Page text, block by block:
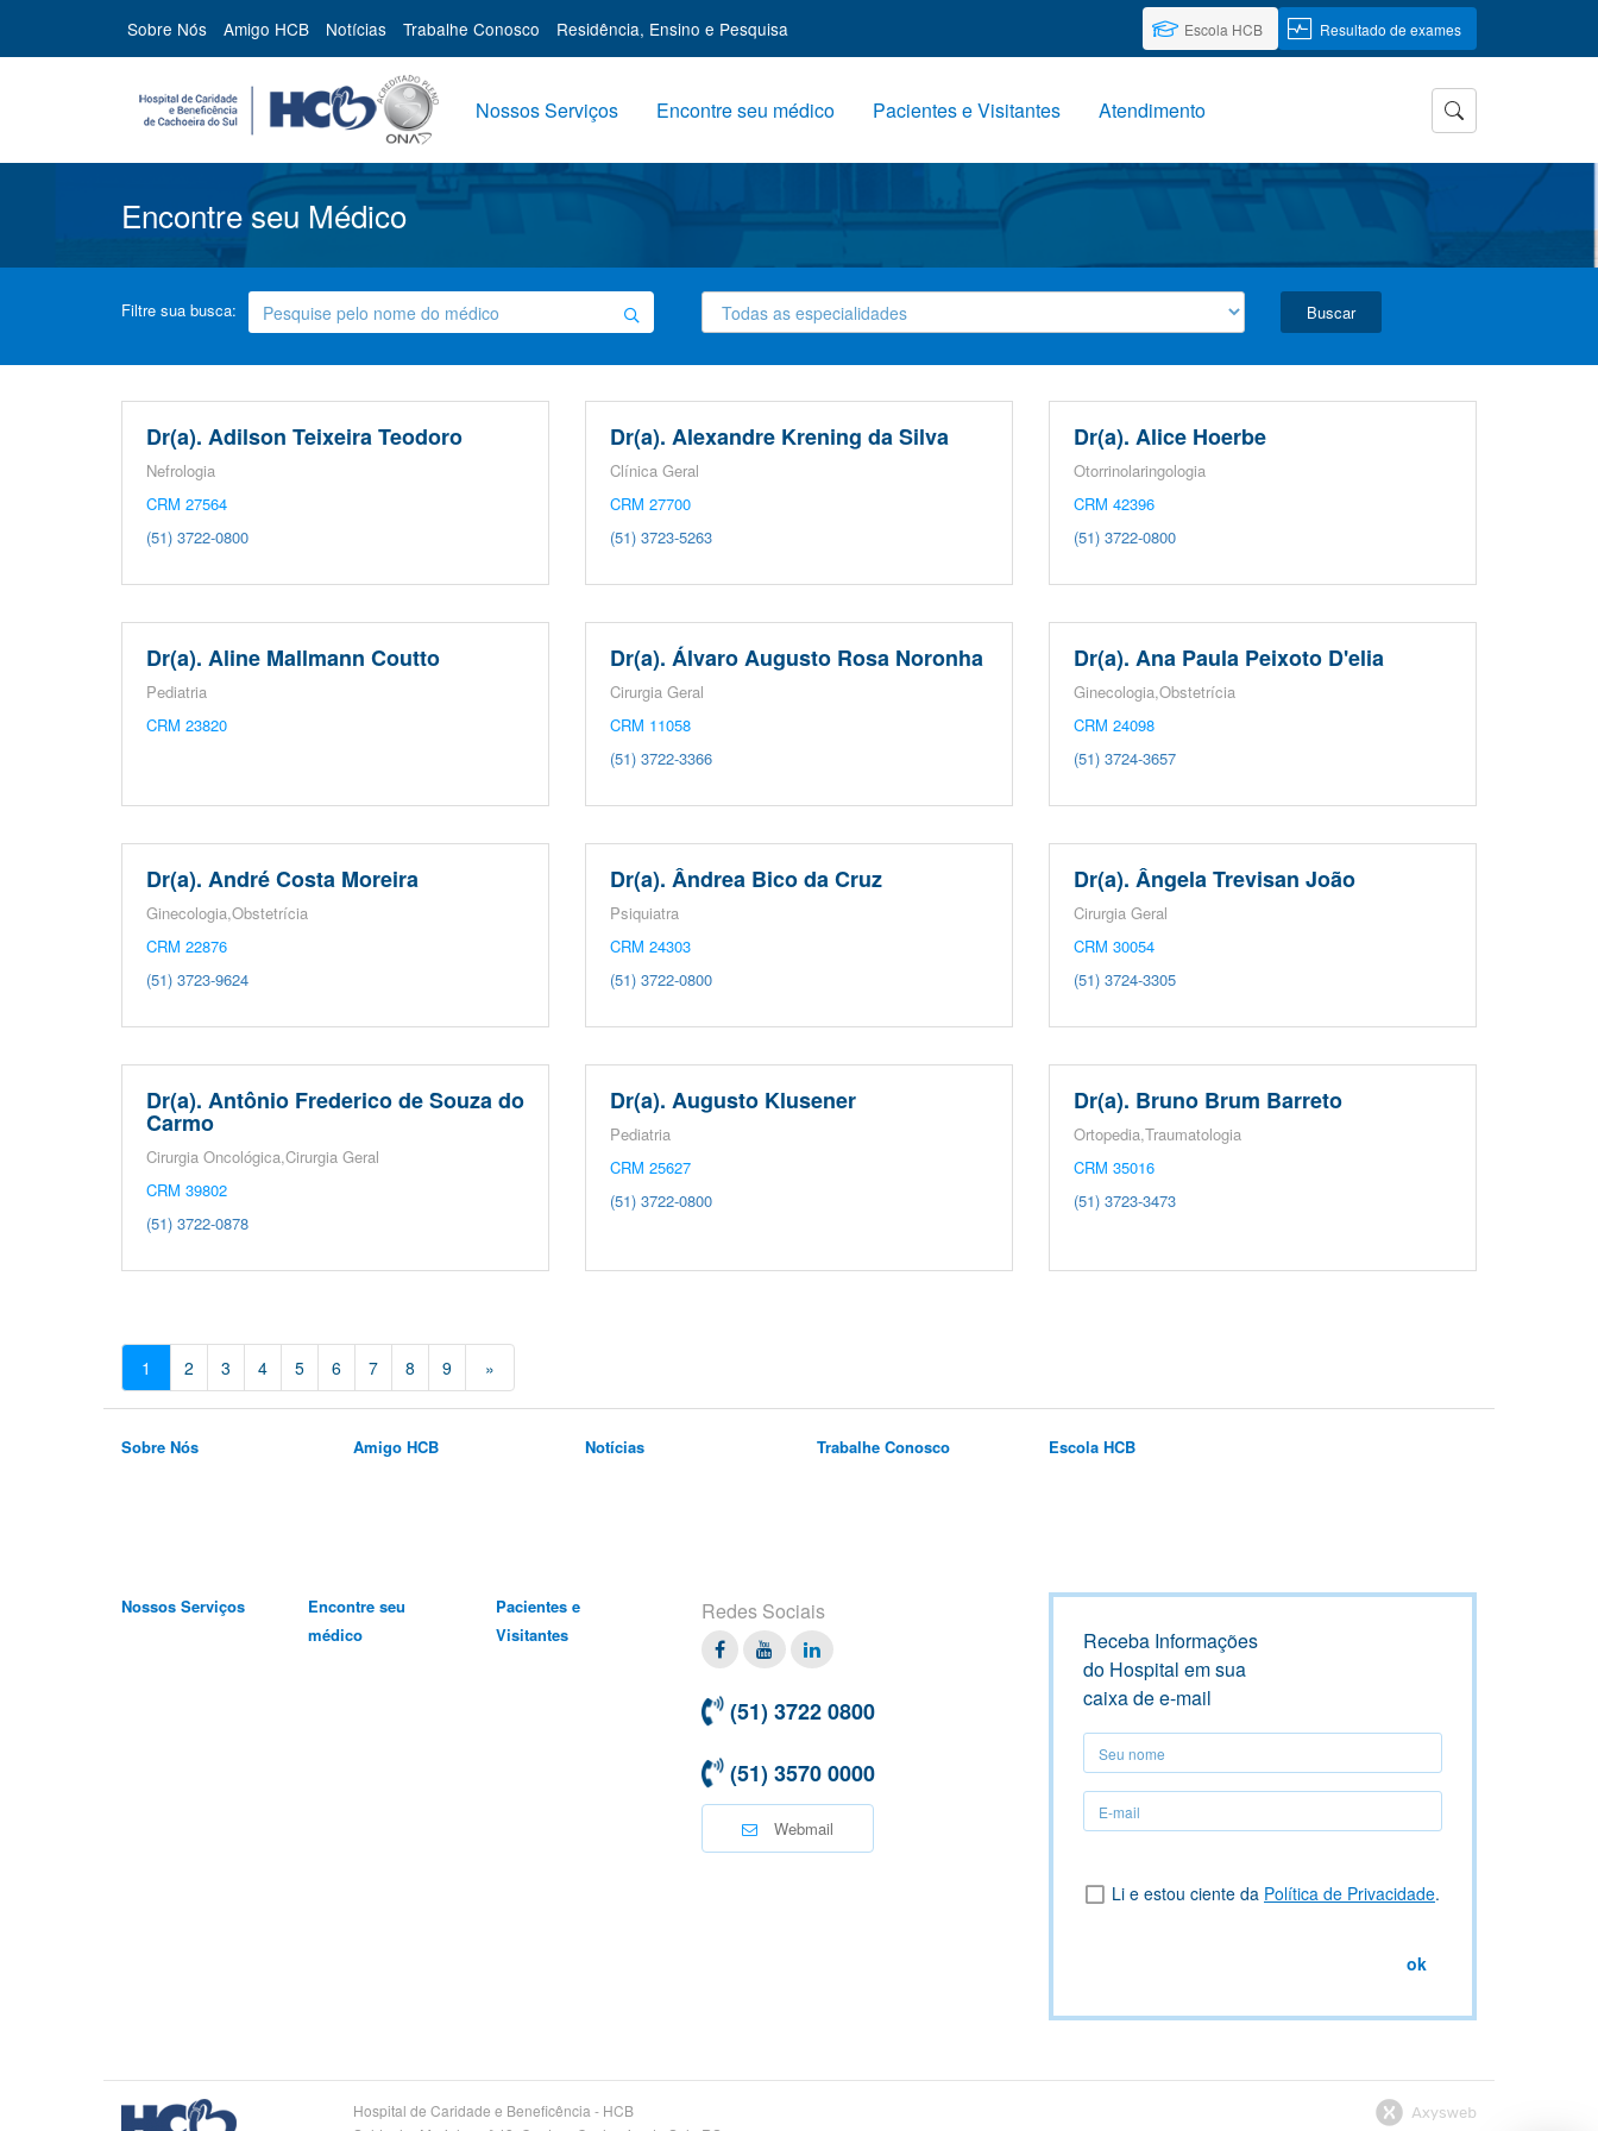
Sobre Nós Amigo HCB Notícias Trabalhe Conosco Residência, Ensino e Pesquisa Escola HCB Resultado de exames
Nossos Serviços Encontre seu médico Pacientes e Visitantes Atendimento
Encontre seu Médico
Filtre sua busca:
Filtre
por
Buscar
Dr(a). Adilson Teixeira Teodoro
Nefrologia
CRM 27564
(51) 3722-0800
Dr(a). Alexandre Krening da Silva
Clínica Geral
CRM 27700
(51) 3723-5263
Dr(a). Alice Hoerbe
Otorrinolaringologia
CRM 42396
(51) 3722-0800
Dr(a). Aline Mallmann Coutto
Pediatria
CRM 23820
Dr(a). Álvaro Augusto Rosa Noronha
Cirurgia Geral
CRM 11058
(51) 3722-3366
Dr(a). Ana Paula Peixoto D'elia
Ginecologia,Obstetrícia
CRM 24098
(51) 3724-3657
Dr(a). André Costa Moreira
Ginecologia,Obstetrícia
CRM 22876
(51) 3723-9624
Dr(a). Ândrea Bico da Cruz
Psiquiatra
CRM 24303
(51) 3722-0800
Dr(a). Ângela Trevisan João
Cirurgia Geral
CRM 30054
(51) 3724-3305
Dr(a). Antônio Frederico de Souza do
Carmo
Cirurgia Oncológica,Cirurgia Geral
CRM 39802
(51) 3722-0878
Dr(a). Augusto Klusener
Pediatria
CRM 25627
(51) 3722-0800
Dr(a). Bruno Brum Barreto
Ortopedia,Traumatologia
CRM 35016
(51) 3723-3473
1 2 3 4 5 6 7 8 9 »
Sobre Nós Amigo HCB Notícias Trabalhe Conosco Escola HCB
Nossos Serviços
Encontre seu
médico
Pacientes e
Visitantes
Redes Sociais
Facebook
TwitterLinkedin
(51) 3722 0800
(51) 3570 0000
Webmail
Receba Informações
do Hospital em sua
caixa de e-mail
Seu
nome
Seu
nome
Li e estou ciente da Política de Privacidade.
ok
Logo
Hospital de Caridade e Beneficência - HCB